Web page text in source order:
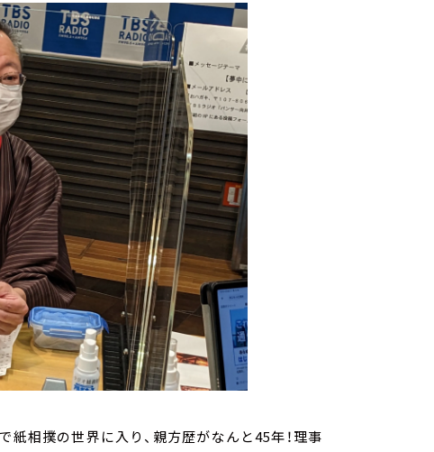
紙相撲の世界に入り、親方歴がなんと45年！理事